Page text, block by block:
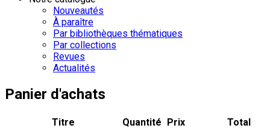
Nouveautés
À paraître
Par bibliothèques thématiques
Par collections
Revues
Actualités
Panier d'achats
Titre Quantité Prix Total